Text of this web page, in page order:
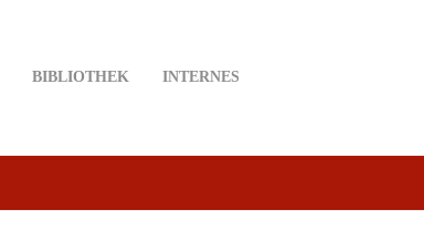
BIBLIOTHEK INTERNES